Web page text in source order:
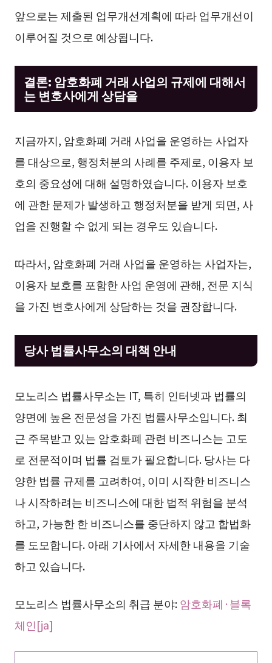
앞으로는 제출된 업무개선계획에 따라 업무개선이
이루어질 것으로 예상됩니다.
결론: 암호화폐 거래 사업의 규제에 대해서
는 변호사에게 상담을
지금까지, 암호화폐 거래 사업을 운영하는 사업자
를 대상으로, 행정처분의 사례를 주제로, 이용자 보
호의 중요성에 대해 설명하였습니다. 이용자 보호
에 관한 문제가 발생하고 행정처분을 받게 되면, 사
업을 진행할 수 없게 되는 경우도 있습니다.
따라서, 암호화폐 거래 사업을 운영하는 사업자는,
이용자 보호를 포함한 사업 운영에 관해, 전문 지식
을 가진 변호사에게 상담하는 것을 권장합니다.
당사 법률사무소의 대책 안내
모노리스 법률사무소는 IT, 특히 인터넷과 법률의
양면에 높은 전문성을 가진 법률사무소입니다. 최
근 주목받고 있는 암호화폐 관련 비즈니스는 고도
로 전문적이며 법률 검토가 필요합니다. 당사는 다
양한 법률 규제를 고려하여, 이미 시작한 비즈니스
나 시작하려는 비즈니스에 대한 법적 위험을 분석
하고, 가능한 한 비즈니스를 중단하지 않고 합법화
를 도모합니다. 아래 기사에서 자세한 내용을 기술
하고 있습니다.
모노리스 법률사무소의 취급 분야:암호화폐·블록
체인[ja]